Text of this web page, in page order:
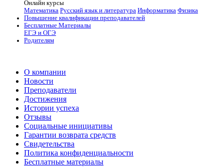
Онлайн курсы
Математика Русский язык и литература Информатика Физика
Повышение квалификации преподавателей
Бесплатные Материалы
ЕГЭ и ОГЭ
Родителям
О компании
Новости
Преподаватели
Достижения
Истории успеха
Отзывы
Социальные инициативы
Гарантии возврата средств
Свидетельства
Политика конфиденциальности
Бесплатные материалы